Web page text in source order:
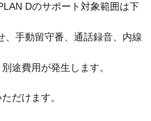
Dのサポート対象範囲は下
、手動留守番、通話録音、内線
途費用が発生します。
だけます。